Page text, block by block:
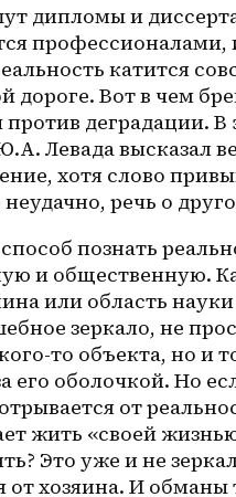
дипломы и
профессионалами,
катится
дороге. Вот в чем
деградации. В
Левада высказал
хотя слово
речь о
познать
и общественную.
или область
зеркало, не
то объекта, но и
его оболочкой. Но
от
жить «своей
Это уже и не
хозяина. И обманы